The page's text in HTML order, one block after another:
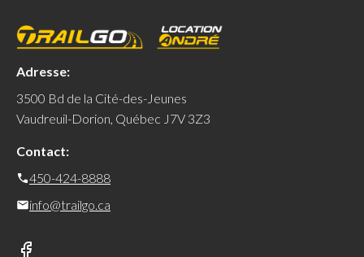
Adresse:
3500 Bd de la Cité-des-Jeunes
Vaudreuil-Dorion, Québec J7V 3Z3
Contact:
450-424-8888
info@trailgo.ca